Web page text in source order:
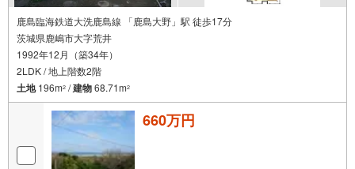
鹿島臨海鉄道大洗鹿島線 「鹿島大野」駅 徒歩17分
茨城県鹿嶋市大字荒井
1992年12月（築34年）
2LDK / 地上階数2階
土地196m2 /建物68.71m2
660万円